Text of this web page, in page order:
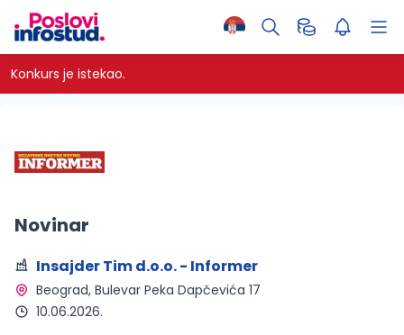
Konkurs je istekao.
Novinar
Insajder Tim d.o.o. - Informer
Beograd, Bulevar Peka Dapčevića 17
10.06.2026.